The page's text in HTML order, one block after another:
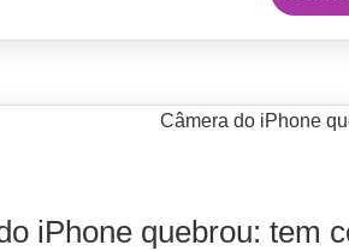
iPhone quebrou: tem